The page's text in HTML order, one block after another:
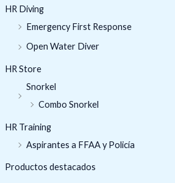
HR Diving
Emergency First Response
Open Water Diver
HR Store
Snorkel
Combo Snorkel
HR Training
Aspirantes a FFAA y Policía
Productos destacados